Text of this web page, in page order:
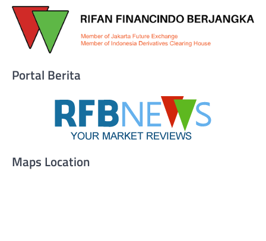
Portal Berita
Maps Location